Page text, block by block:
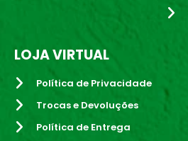
LOJA VIRTUAL
Política de Privacidade
Trocas e Devoluções
Política de Entrega